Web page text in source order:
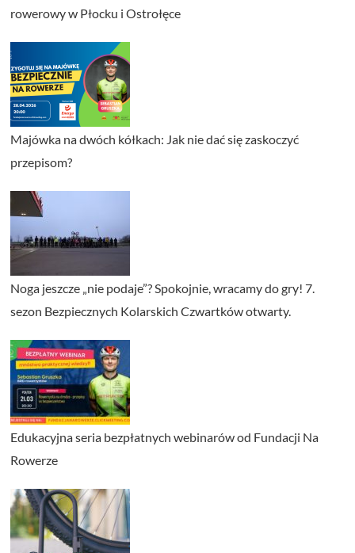
rowerowy w Płocku i Ostrołęce
Majówka na dwóch kółkach: Jak nie dać się zaskoczyć
przepisom?
Noga jeszcze „nie podaje”? Spokojnie, wracamy do gry! 7.
sezon Bezpiecznych Kolarskich Czwartków otwarty.
Edukacyjna seria bezpłatnych webinarów od Fundacji Na
Rowerze